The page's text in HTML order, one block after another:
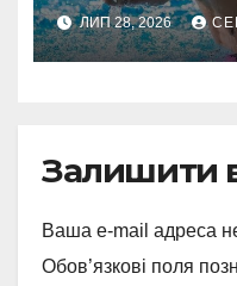
ЛИП 28, 2026
Залишити
Ваша e-mail адреса
Обов’язкові поля